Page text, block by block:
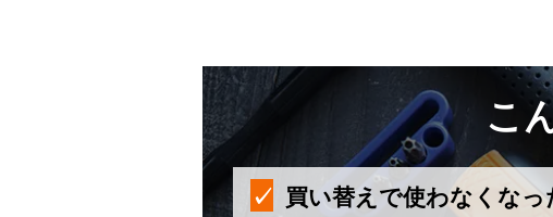
こ
買い替えで使わなくなっ